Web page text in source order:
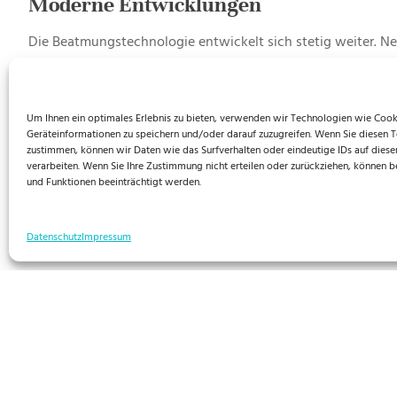
Um Ihnen ein optimales Erlebnis zu bieten, verwenden wir Technologien wie
Geräteinformationen zu speichern und/oder darauf zuzugreifen. Wenn Sie diesen
zustimmen, können wir Daten wie das Surfverhalten oder eindeutige IDs auf
verarbeiten. Wenn Sie Ihre Zustimmung nicht erteilen oder zurückziehen, können
und Funktionen beeinträchtigt werden.
DatenschutzImpressum
Die Beatmungstechnologie entwickelt sich stetig weiter.
Zusammenfassend lässt sich sagen, dass
kritische Gesundheitszustände zu überwinden.
um die bestmöglichen Ergebnisse für den Patienten zu